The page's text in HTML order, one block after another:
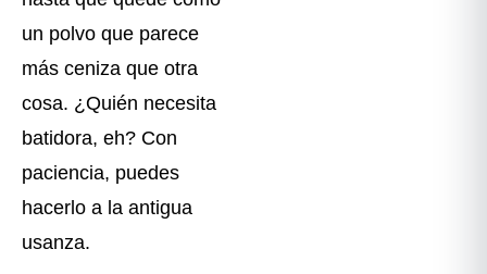
un polvo que parece
más ceniza que otra
cosa. ¿Quién necesita
batidora, eh? Con
paciencia, puedes
hacerlo a la antigua
usanza.